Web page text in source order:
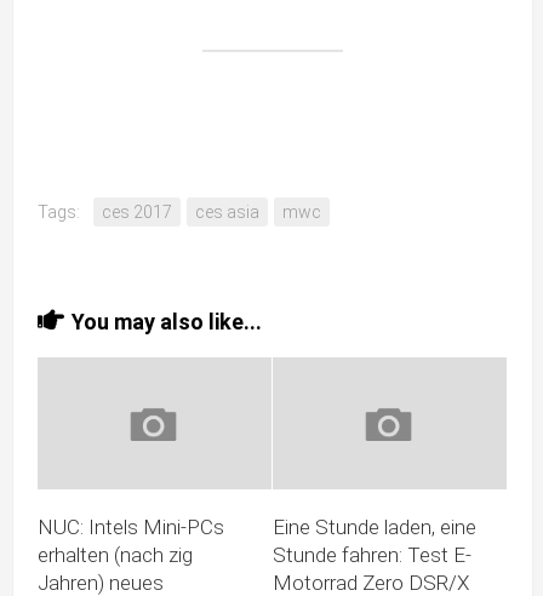
Tags: ces 2017 ces asia mwc
You may also like...
NUC: Intels Mini-PCs
erhalten (nach zig
Jahren) neues
Eine Stunde laden, eine
Stunde fahren: Test E-
Motorrad Zero DSR/X